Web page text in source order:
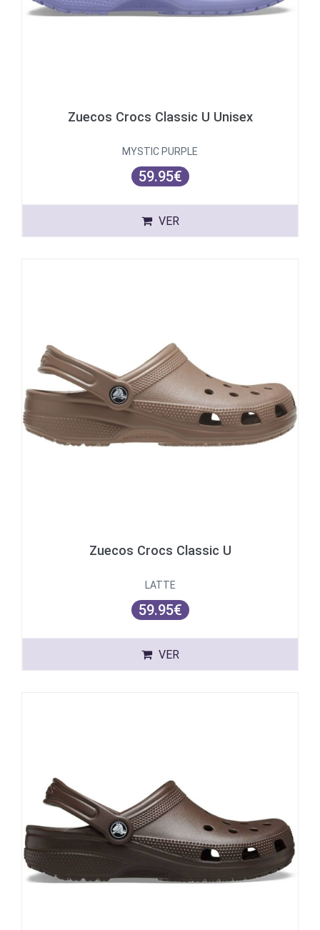
Zuecos Crocs Classic U Unisex
MYSTIC PURPLE
59.95€
VER
Zuecos Crocs Classic U
LATTE
59.95€
VER